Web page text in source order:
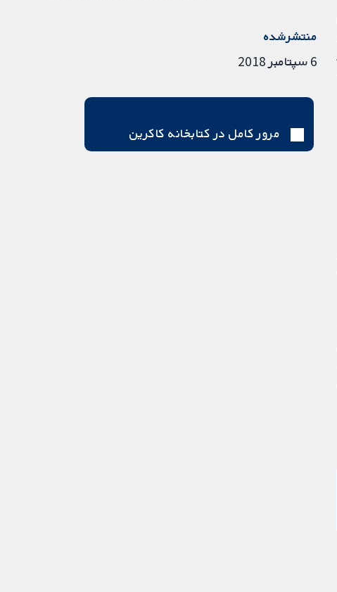
منتشرشده
6 سپتامبر 2018
مرور کامل در کتابخانه کاکرین